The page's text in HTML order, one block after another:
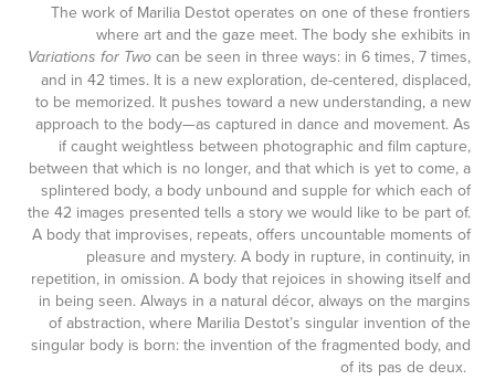
The work of Marilia Destot operates on one of these frontiers
where art and the gaze meet. The body she exhibits in
Variations for Two can be seen in three ways: in 6 times, 7 times,
and in 42 times. It is a new exploration, de-centered, displaced,
to be memorized. It pushes toward a new understanding, a new
approach to the body—as captured in dance and movement. As
if caught weightless between photographic and film capture,
between that which is no longer, and that which is yet to come, a
splintered body, a body unbound and supple for which each of
the 42 images presented tells a story we would like to be part of.
A body that improvises, repeats, offers uncountable moments of
pleasure and mystery. A body in rupture, in continuity, in
repetition, in omission. A body that rejoices in showing itself and
in being seen. Always in a natural décor, always on the margins
of abstraction, where Marilia Destot’s singular invention of the
singular body is born: the invention of the fragmented body, and
of its pas de deux.